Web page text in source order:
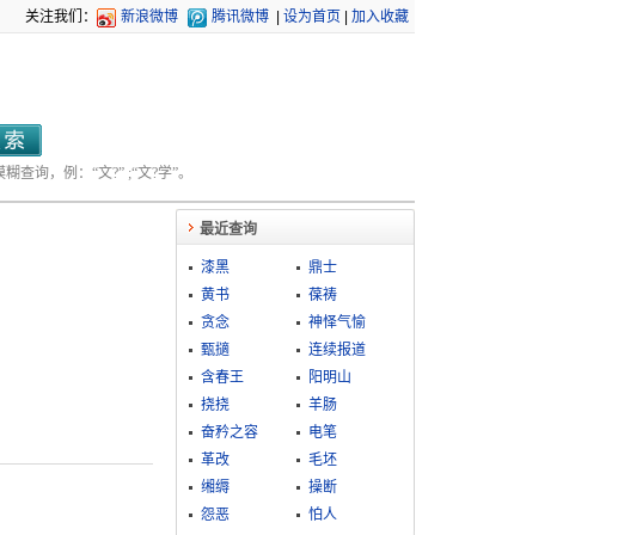
关注我们： 新浪微博 腾讯微博 设为首页 加入收藏
查询，例：“文?” ;“文?学”。
最近查询
漆黑
鼎士
黄书
葆祷
贪念
神怿气愉
甄擿
连续报道
含春王
阳明山
挠挠
羊肠
奋矜之容
电笔
革改
毛坯
缃缛
操断
怨恶
怕人